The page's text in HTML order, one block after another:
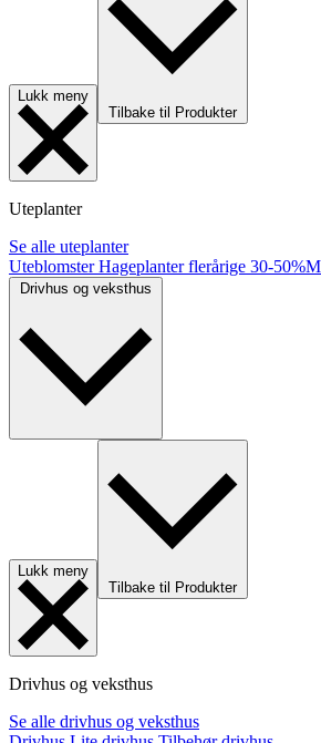
Lukk meny
Tilbake til Produkter
Uteplanter
Se alle uteplanter
UteblomsterHageplanter flerårige 30-50%
Lukk meny
Tilbake til Produkter
Drivhus og veksthus
Se alle drivhus og veksthus